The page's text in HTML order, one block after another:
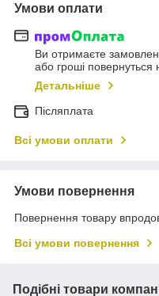
Умови оплати
Ви отримаєте
або гроші повернуться
Детальніше
Післяплата
Всі умови оплати
Умови повернення
Повернення товару
Всі умови повернення
Подібні товари